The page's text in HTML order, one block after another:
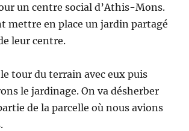
un centre social d’Athis-Mons.
mettre en place un jardin partagé
leur centre.
tour du terrain avec eux puis
le jardinage. On va désherber
de la parcelle où nous avions